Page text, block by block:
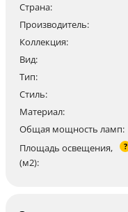
Страна:
Производитель:
Коллекция:
Вид:
Тип:
Стиль:
Материал:
Общая мощность ламп:
Площадь освещения,
(м2):
?